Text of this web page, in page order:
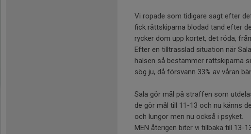
Vi ropade som tidigare sagt efter
fick rättskiparna blodad tand efter
rycker dom upp kortet, det röda,
Efter en tilltrasslad situation när
halsen så bestämmer rättskiparna
sög ju, då försvann 33% av våran
Sala gör mål på straffen som
de gör mål till 11-13 och nu känns
och lungor men nu också i psyket.
MEN återigen biter vi tillbaka till 13-